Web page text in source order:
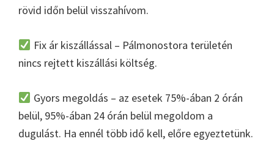
rövid időn belül visszahívom.
Fix ár kiszállással – Pálmonostora területén
nincs rejtett kiszállási költség.
Gyors megoldás – az esetek 75%-ában 2 órán
belül, 95%-ában 24 órán belül megoldom a
dugulást. Ha ennél több idő kell, előre egyeztetünk.